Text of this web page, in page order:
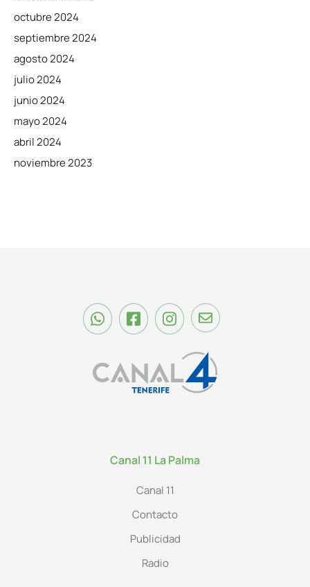
octubre 2024
septiembre 2024
agosto 2024
julio 2024
junio 2024
mayo 2024
abril 2024
noviembre 2023
Canal 11 La Palma
Canal 11
Contacto
Publicidad
Radio